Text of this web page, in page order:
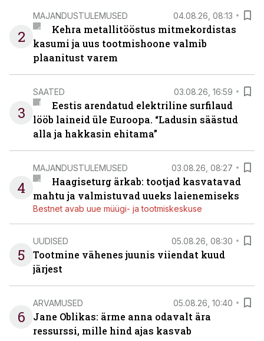
2
MAJANDUSTULEMUSED 04.08.26, 08:13
Kehra metallitööstus mitmekordistas
kasumi ja uus tootmishoone valmib
plaanitust varem
3
SAATED 03.08.26, 16:59
Eestis arendatud elektriline surfilaud
lööb laineid üle Euroopa. “Ladusin säästud
alla ja hakkasin ehitama”
4
MAJANDUSTULEMUSED 03.08.26, 08:27
Haagiseturg ärkab: tootjad kasvatavad
mahtu ja valmistuvad uueks laienemiseks
Bestnet avab uue müügi- ja tootmiskeskuse
5
UUDISED 05.08.26, 08:30
Tootmine vähenes juunis viiendat kuud
järjest
6
ARVAMUSED 05.08.26, 10:40
Jane Oblikas: ärme anna odavalt ära
ressurssi, mille hind ajas kasvab